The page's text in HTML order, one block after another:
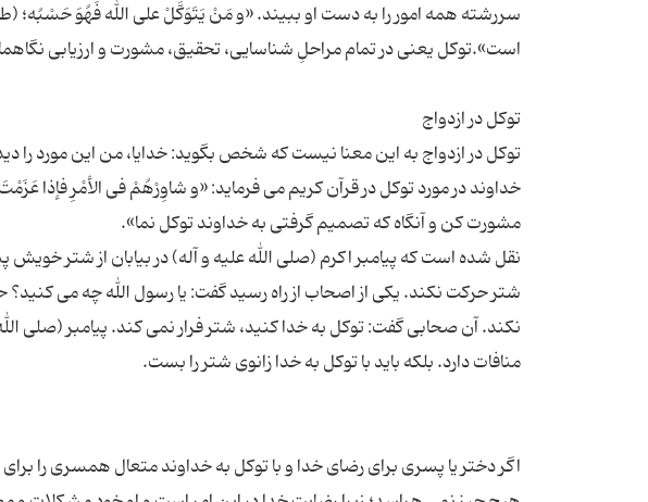
توکل در ازدواج به این معنا نیست که شخص بگوید: خدایا، من این مورد را
نقل شده است که پیامبر اکرم (صلی الله علیه و آله) در بیابان از شتر
شتر حرکت نکند. یکی از اصحاب از راه رسید گفت: یا رسول الله چه می کنید؟
نکند. آن صحابی گفت: توکل به خدا کنید، شتر فرار نمی کند. پیامبر (صلی
اگر دختر یا پسری برای رضای خدا و با توکل به خداوند متعال همسری را برای